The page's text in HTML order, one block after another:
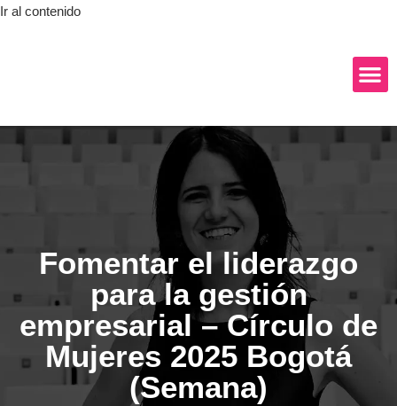
Ir al contenido
Fomentar el liderazgo
para la gestión
empresarial – Círculo de
Mujeres 2025 Bogotá
(Semana)